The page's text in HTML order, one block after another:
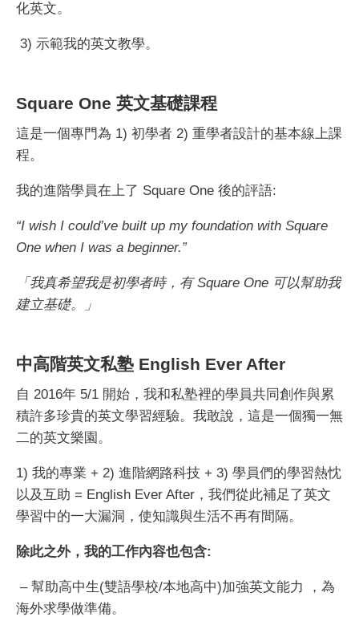
化英文。
3) 示範我的英文教學。
Square One 英文基礎課程
這是一個專門為 1) 初學者 2) 重學者設計的基本線上課
程。
我的進階學員在上了 Square One 後的評語:
“I wish I could’ve built up my foundation with Square
One when I was a beginner.”
「我真希望我是初學者時，有 Square One 可以幫助我
建立基礎。」
中高階英文私塾 English Ever After
自 2016年 5/1 開始，我和私塾裡的學員共同創作與累
積許多珍貴的英文學習經驗。我敢說，這是一個獨一無
二的英文樂園。
1) 我的專業 + 2) 進階網路科技 + 3) 學員們的學習熱忱
以及互助 = English Ever After，我們從此補足了英文
學習中的一大漏洞，使知識與生活不再有間隔。
除此之外，我的工作內容也包含:
– 幫助高中生(雙語學校/本地高中)加強英文能力 ，為
海外求學做準備。